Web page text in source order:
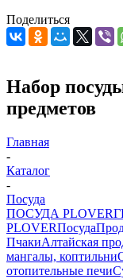
Поделиться
Набор
предметов
Главная
-
Каталог
-
Посуда
ПОСУДА PLOVER
PLOVERПосуда
ПчакиАлтайская
мангалы, коптильни
отопительные печи